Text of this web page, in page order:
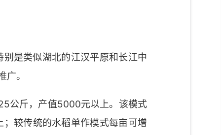
是类似湖北的江汉平原和长江中
。
公斤，产值5000元以上。该模式
较传统的水稻单作模式每亩可增